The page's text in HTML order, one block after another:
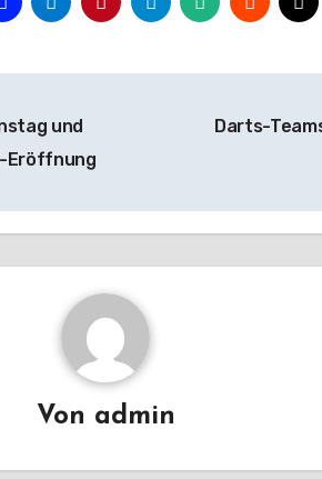
und
Eröffnung
Darts-
Von admin